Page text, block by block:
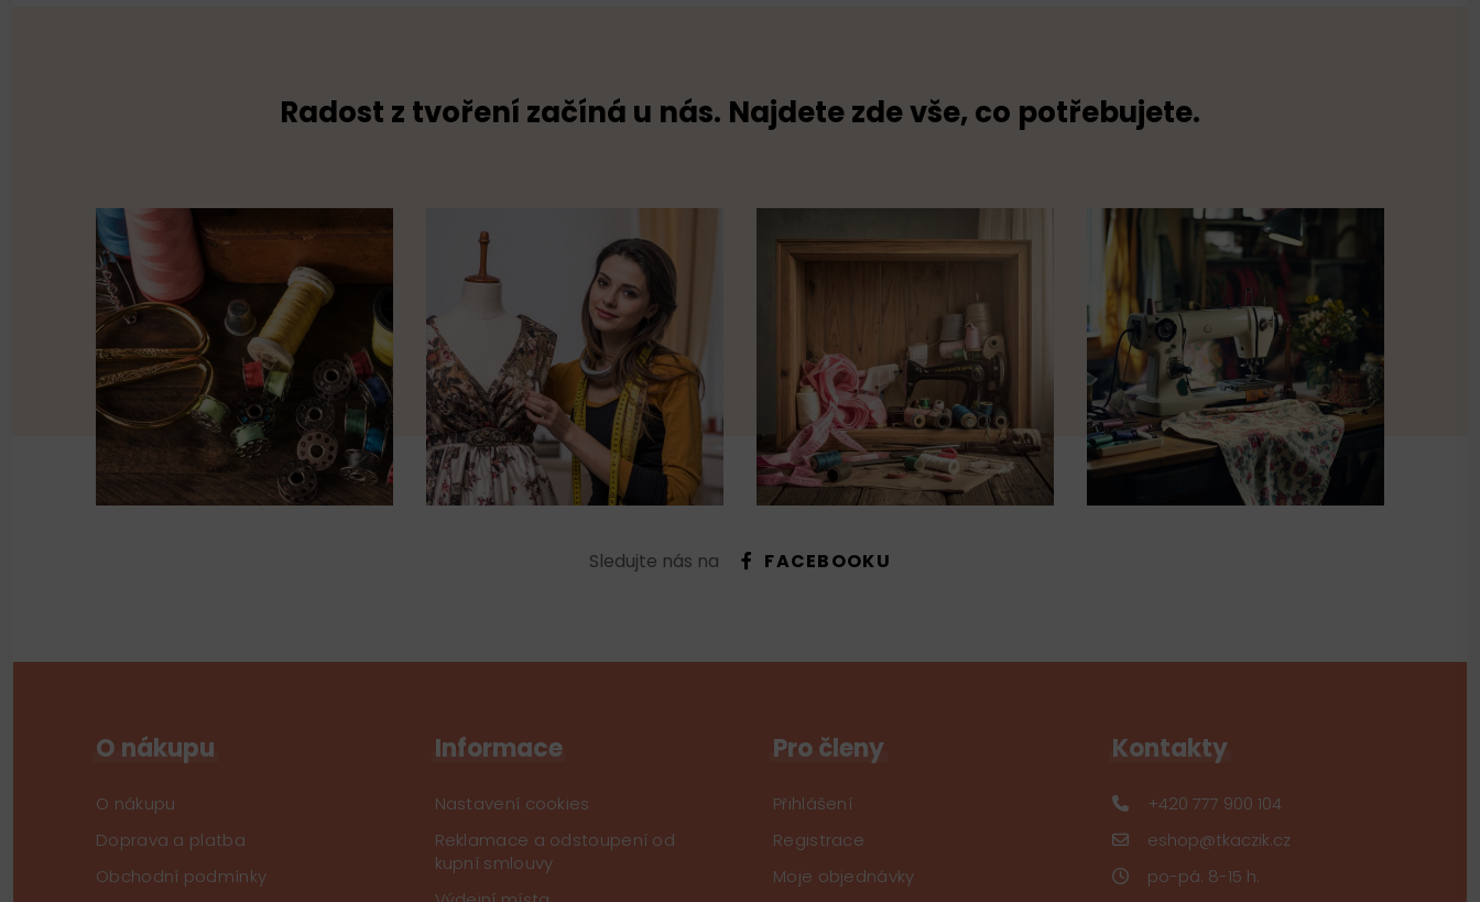
Radost z tvoření začíná u nás. Najdete zde vše, co potřebujete.
Sledujte nás na FACEBOOKU
O nákupu
O nákupu
Doprava a platba
Obchodní podmínky
Informace
Nastavení cookies
Reklamace a odstoupení od
kupní smlouvy
Pro členy
Přihlášení
Registrace
Moje objednávky
Kontakty
+420 777 900 104
eshop@tkaczik.cz
po-pá: 8-15 h.